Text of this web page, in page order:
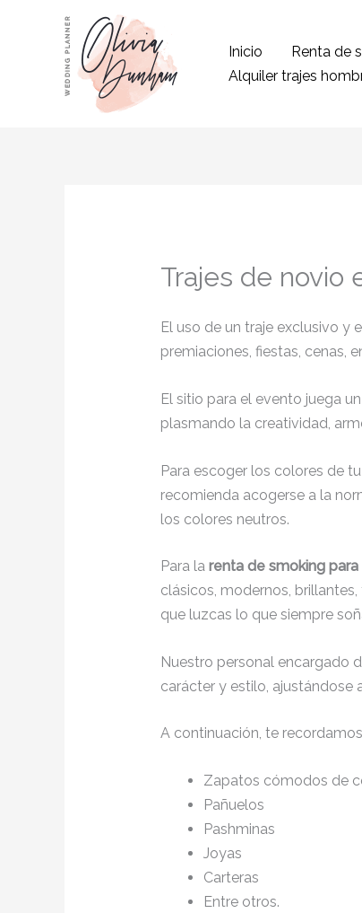
contenido
Inicio Renta de
Alquiler trajes
Trajes de novio
El uso de un traje exclusivo y
premiaciones, fiestas, cenas,
El sitio para el evento juega
plasmando la creatividad,
Para escoger los colores de
recomienda acogerse a la
los colores neutros.
Para la renta de smoking
clásicos, modernos,
que luzcas lo que siempre
Nuestro personal encargado
carácter y estilo, ajustándose
A continuación, te
Zapatos cómodos de
Pañuelos
Pashminas
Joyas
Carteras
Entre otros.